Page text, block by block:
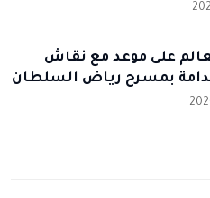
على موعد مع نقاش
بمسرح رياض السلطان